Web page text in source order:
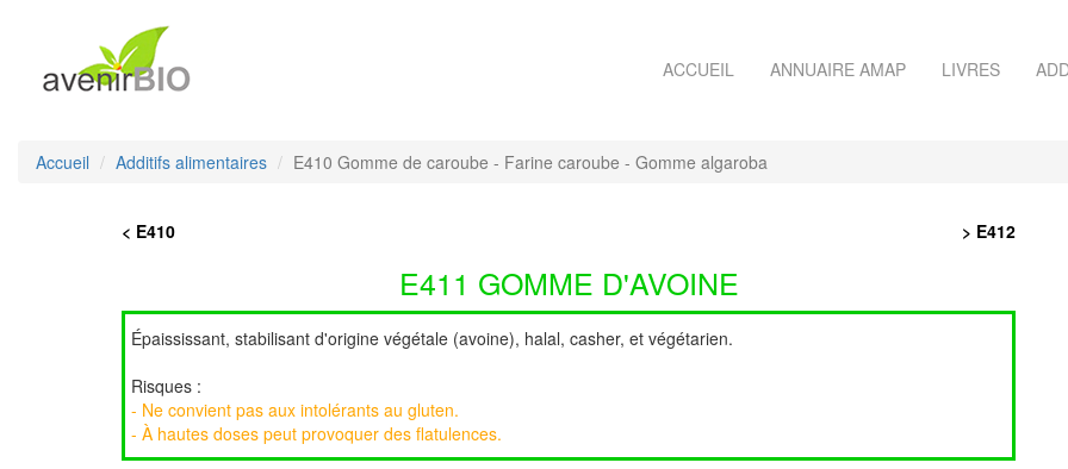
ACCUEIL ANNUAIRE AMAP LIVRES
Accueil Additifs alimentaires E410 Gomme de caroube - Farine caroube - Gomme algaroba
< E410 > E412
E411 GOMME D'AVOINE
Épaississant, stabilisant d'origine végétale (avoine), halal, casher, et végétarien.
Risques :
- Ne convient pas aux intolérants au gluten.
- À hautes doses peut provoquer des flatulences.